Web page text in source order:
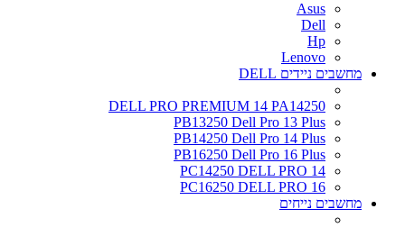
Asus
Dell
Hp
Lenovo
מחשבים ניידים DELL
DELL PRO PREMIUM 14 PA14250
PB13250 Dell Pro 13 Plus
PB14250 Dell Pro 14 Plus
PB16250 Dell Pro 16 Plus
PC14250 DELL PRO 14
PC16250 DELL PRO 16
מחשבים נייחים